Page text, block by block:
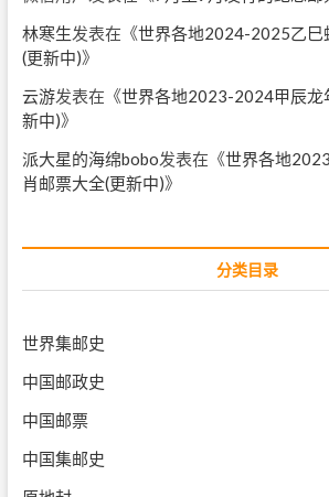
林寒生发表在《世界各地2024-2025乙巳
(更新中)》
云游发表在《世界各地2023-2024甲辰龙
新中)》
派大星的海绵bobo发表在《世界各地
肖邮票大全(更新中)》
分类目录
世界集邮史
中国邮政史
中国邮票
中国集邮史